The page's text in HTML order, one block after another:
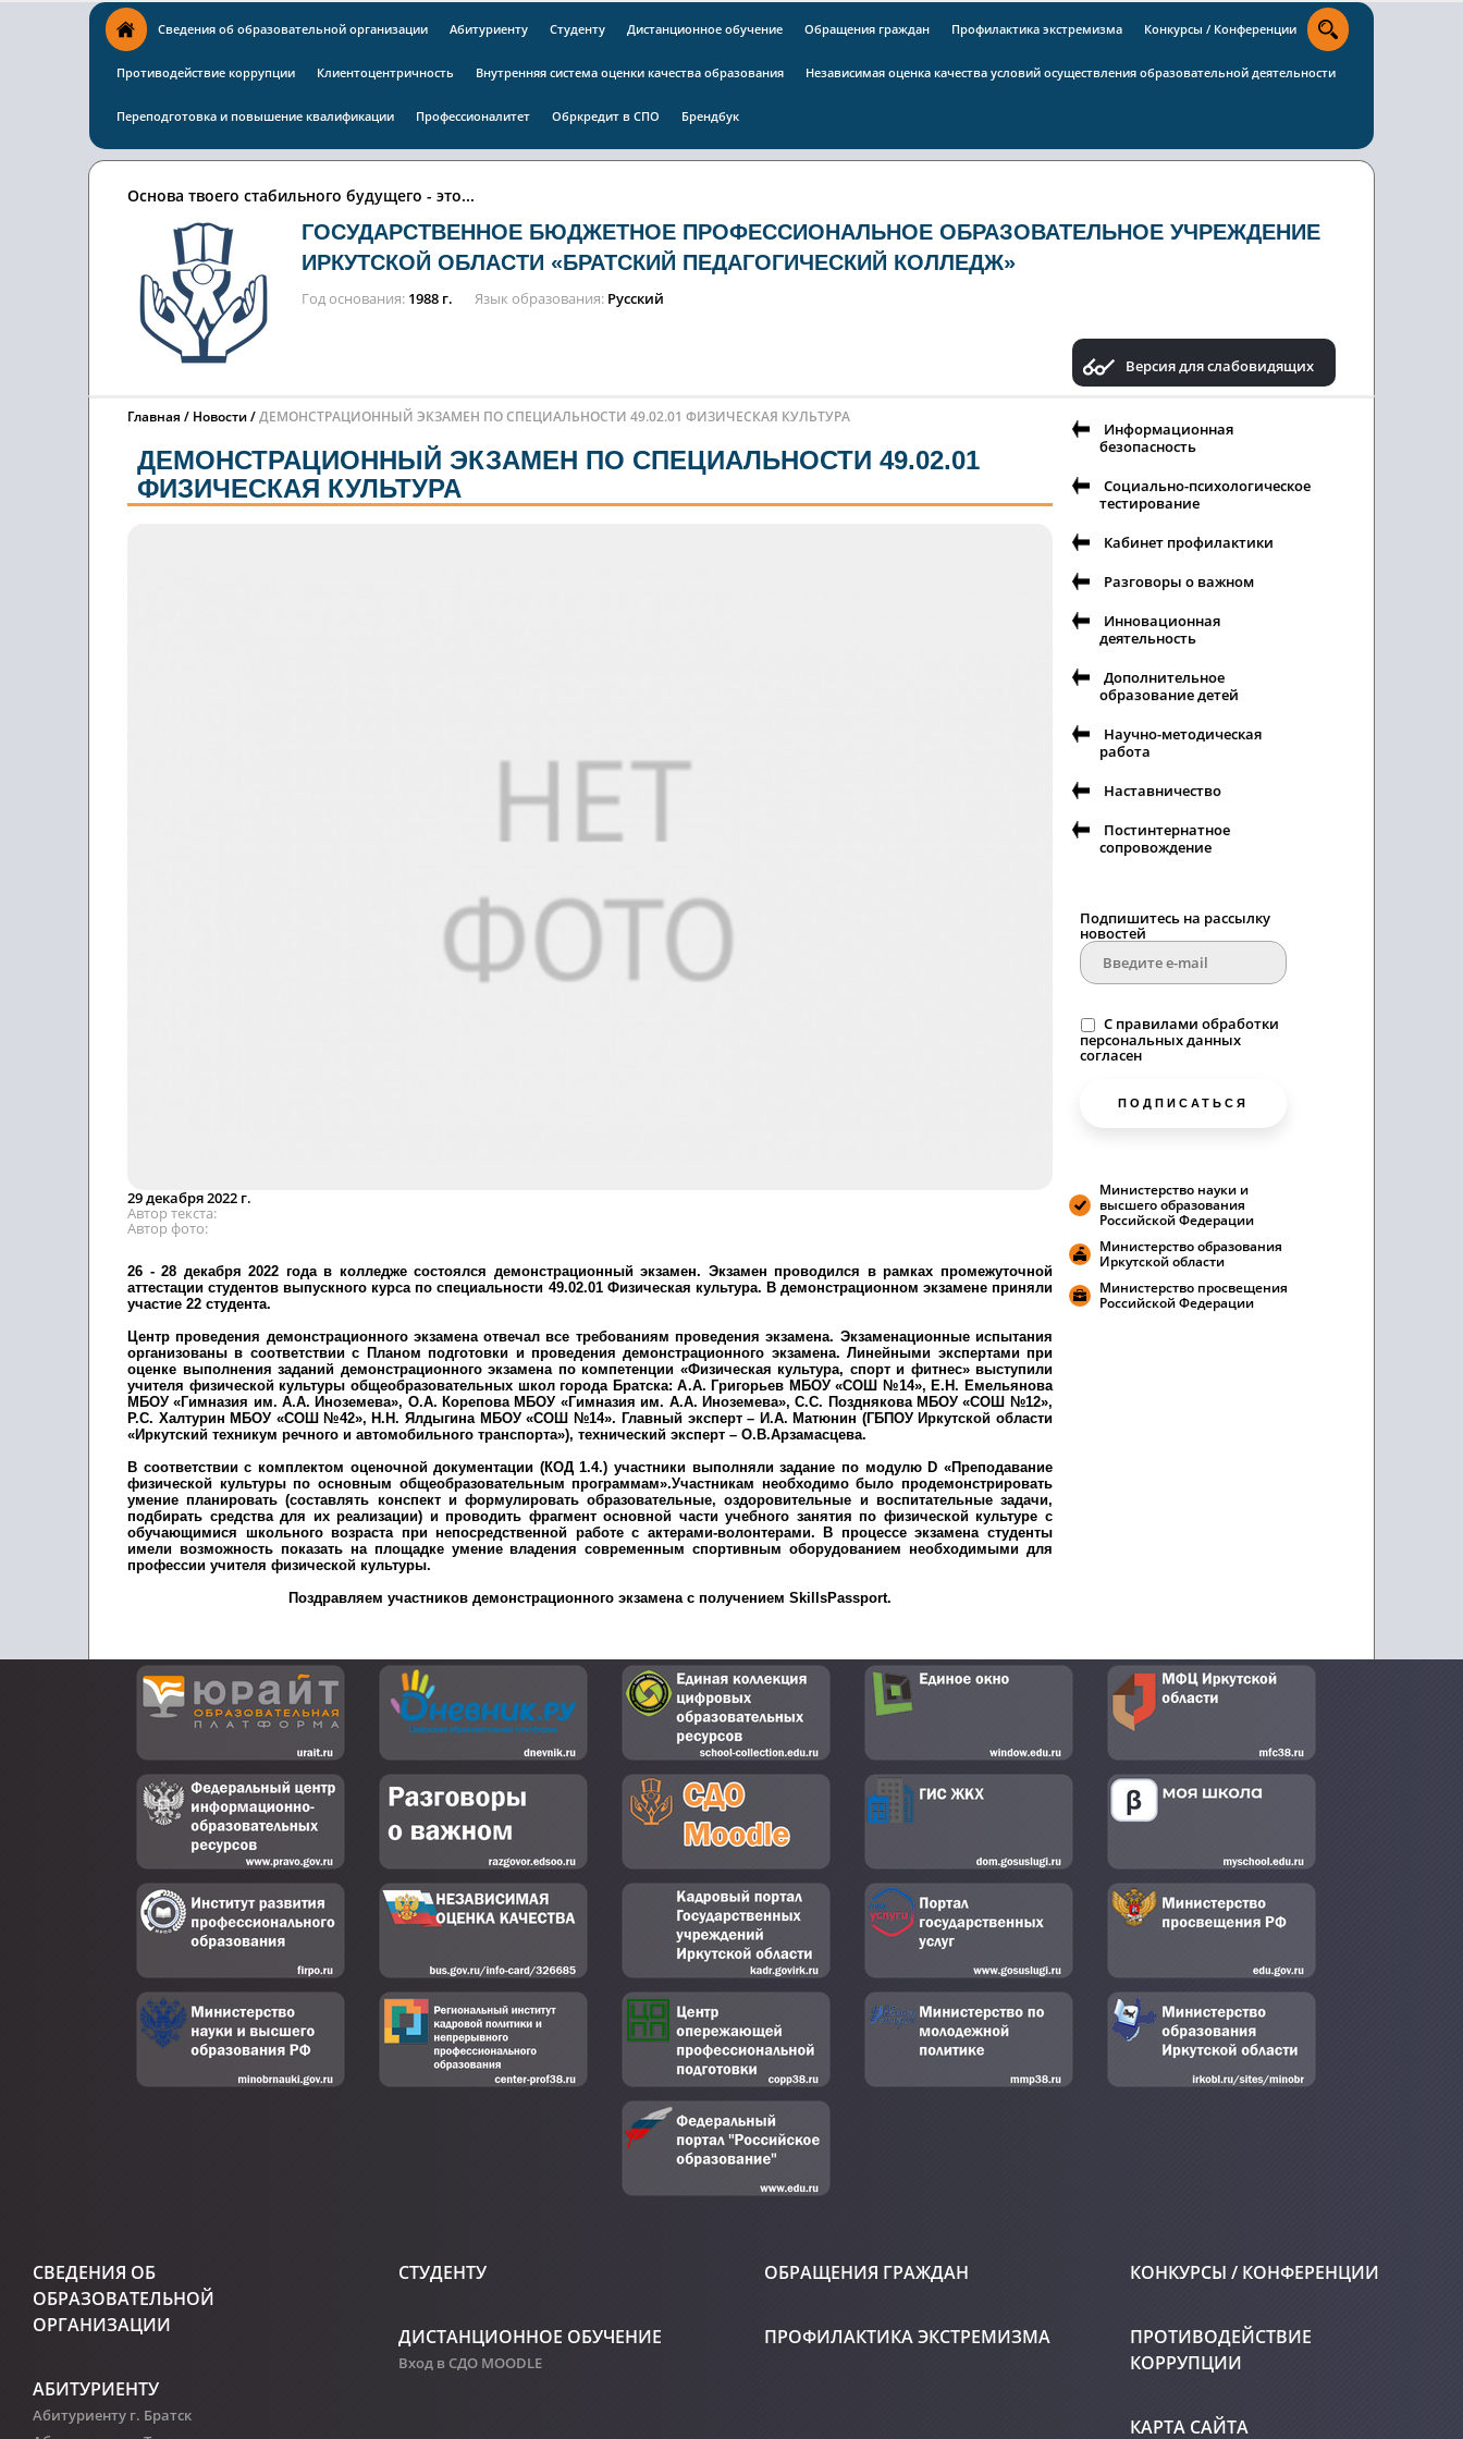
Сведения об образовательной организации Абитуриенту Студенту Дистанционное обучение Обращения граждан Профилактика экстремизма Конкурсы / Конференции
Противодействие коррупции Клиентоцентричность Внутренняя система оценки качества образования Независимая оценка качества условий осуществления образовательной деятельности
Переподготовка и повышение квалификации Профессионалитет Обркредит в СПО Брендбук
Основа твоего стабильного будущего - это...
ГОСУДАРСТВЕННОЕ БЮДЖЕТНОЕ ПРОФЕССИОНАЛЬНОЕ ОБРАЗОВАТЕЛЬНОЕ УЧРЕЖДЕНИЕ
ИРКУТСКОЙ ОБЛАСТИ «БРАТСКИЙ ПЕДАГОГИЧЕСКИЙ КОЛЛЕДЖ»
Год основания 1988 г. Язык образования Русский
Версия для слабовидящих
Главная Новости ДЕМОНСТРАЦИОННЫЙ ЭКЗАМЕН ПО СПЕЦИАЛЬНОСТИ 49.02.01 ФИЗИЧЕСКАЯ КУЛЬТУРА
ДЕМОНСТРАЦИОННЫЙ ЭКЗАМЕН ПО СПЕЦИАЛЬНОСТИ 49.02.01
ФИЗИЧЕСКАЯ КУЛЬТУРА
29 декабря 2022 г.
Автор текста
Автор фото
26 - 28 декабря 2022 года в колледже состоялся демонстрационный экзамен. Экзамен проводился в рамках промежуточной
аттестации студентов выпускного курса по специальности 49.02.01 Физическая культура. В демонстрационном экзамене приняли
участие 22 студента.
Центр проведения демонстрационного экзамена отвечал все требованиям проведения экзамена. Экзаменационные испытания
организованы в соответствии с Планом подготовки и проведения демонстрационного экзамена. Линейными экспертами при
оценке выполнения заданий демонстрационного экзамена по компетенции «Физическая культура, спорт и фитнес» выступили
учителя физической культуры общеобразовательных школ города Братска: А.А. Григорьев МБОУ «СОШ №14», Е.Н. Емельянова
МБОУ «Гимназия им. А.А. Иноземева», О.А. Корепова МБОУ «Гимназия им. А.А. Иноземева», С.С. Позднякова МБОУ «СОШ №12»,
Р.С. Халтурин МБОУ «СОШ №42», Н.Н. Ялдыгина МБОУ «СОШ №14». Главный эксперт – И.А. Матюнин (ГБПОУ Иркутской области
«Иркутский техникум речного и автомобильного транспорта»), технический эксперт – О.В.Арзамасцева.
В соответствии с комплектом оценочной документации (КОД 1.4.) участники выполняли задание по модулю D «Преподавание
физической культуры по основным общеобразовательным программам».Участникам необходимо было продемонстрировать
умение планировать (составлять конспект и формулировать образовательные, оздоровительные и воспитательные задачи,
подбирать средства для их реализации) и проводить фрагмент основной части учебного занятия по физической культуре с
обучающимися школьного возраста при непосредственной работе с актерами-волонтерами. В процессе экзамена студенты
имели возможность показать на площадке умение владения современным спортивным оборудованием необходимыми для
профессии учителя физической культуры.
Поздравляем участников демонстрационного экзамена с получением SkillsPassport.
Информационная
безопасность
Социально-психологическое
тестирование
Кабинет профилактики
Разговоры о важном
Инновационная
деятельность
Дополнительное
образование детей
Научно-методическая
работа
Наставничество
Постинтернатное
сопровождение
Подпишитесь на рассылку
новостей
C правилами обработки
персональных данных
согласен
ПОДПИСАТЬСЯ
Министерство науки и
высшего образования
Российской Федерации
Министерство образования
Иркутской области
Министерство просвещения
Российской Федерации
СВЕДЕНИЯ ОБ
ОБРАЗОВАТЕЛЬНОЙ
ОРГАНИЗАЦИИ
АБИТУРИЕНТУ
Абитуриенту г. Братск
СТУДЕНТУ
ДИСТАНЦИОННОЕ ОБУЧЕНИЕ
Вход в СДО MOODLE
ОБРАЩЕНИЯ ГРАЖДАН
ПРОФИЛАКТИКА ЭКСТРЕМИЗМА
КОНКУРСЫ / КОНФЕРЕНЦИИ
ПРОТИВОДЕЙСТВИЕ
КОРРУПЦИИ
КАРТА САЙТА